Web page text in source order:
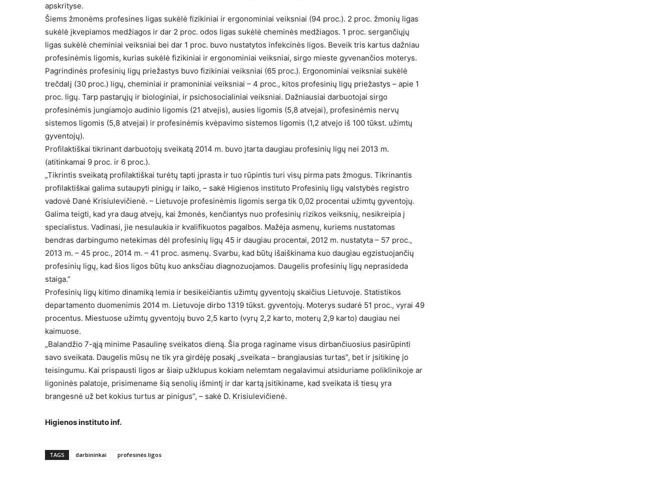
apskrityse.
Šiems žmonėms profesines ligas sukėlė fizikiniai ir ergonominiai veiksniai (94 proc.). 2 proc. žmonių ligas
sukėlė įkvepiamos medžiagos ir dar 2 proc. odos ligas sukėlė cheminės medžiagos. 1 proc. sergančiųjų
ligas sukėlė cheminiai veiksniai bei dar 1 proc. buvo nustatytos infekcinės ligos. Beveik tris kartus dažniau
profesinėmis ligomis, kurias sukėlė fizikiniai ir ergonominiai veiksniai, sirgo mieste gyvenančios moterys.
Pagrindinės profesinių ligų priežastys buvo fizikiniai veiksniai (65 proc.). Ergonominiai veiksniai sukėlė
trečdalį (30 proc.) ligų, cheminiai ir pramoniniai veiksniai – 4 proc., kitos profesinių ligų priežastys – apie 1
proc. ligų. Tarp pastarųjų ir biologiniai, ir psichosocialiniai veiksniai. Dažniausiai darbuotojai sirgo
profesinėmis jungiamojo audinio ligomis (21 atvejis), ausies ligomis (5,8 atvejai), profesinėmis nervų
sistemos ligomis (5,8 atvejai) ir profesinėmis kvėpavimo sistemos ligomis (1,2 atvejo iš 100 tūkst. užimtų
gyventojų).
Profilaktiškai tikrinant darbuotojų sveikatą 2014 m. buvo įtarta daugiau profesinių ligų nei 2013 m.
(atitinkamai 9 proc. ir 6 proc.).
„Tikrintis sveikatą profilaktiškai turėtų tapti įprasta ir tuo rūpintis turi visų pirma pats žmogus. Tikrinantis
profilaktiškai galima sutaupyti pinigų ir laiko, – sakė Higienos instituto Profesinių ligų valstybės registro
vadovė Danė Krisiulevičienė. – Lietuvoje profesinėmis ligomis serga tik 0,02 procentai užimtų gyventojų.
Galima teigti, kad yra daug atvejų, kai žmonės, kenčiantys nuo profesinių rizikos veiksnių, nesikreipia į
specialistus. Vadinasi, jie nesulaukia ir kvalifikuotos pagalbos. Mažėja asmenų, kuriems nustatomas
bendras darbingumo netekimas dėl profesinių ligų 45 ir daugiau procentai, 2012 m. nustatyta – 57 proc.,
2013 m. – 45 proc., 2014 m. – 41 proc. asmenų. Svarbu, kad būtų išaiškinama kuo daugiau egzistuojančių
profesinių ligų, kad šios ligos būtų kuo anksčiau diagnozuojamos. Daugelis profesinių ligų neprasideda
staiga.”
Profesinių ligų kitimo dinamiką lemia ir besikeičiantis užimtų gyventojų skaičius Lietuvoje. Statistikos
departamento duomenimis 2014 m. Lietuvoje dirbo 1319 tūkst. gyventojų. Moterys sudarė 51 proc., vyrai 49
procentus. Miestuose užimtų gyventojų buvo 2,5 karto (vyrų 2,2 karto, moterų 2,9 karto) daugiau nei
kaimuose.
„Balandžio 7-ąją minime Pasaulinę sveikatos dieną. Šia proga raginame visus dirbančiuosius pasirūpinti
savo sveikata. Daugelis mūsų ne tik yra girdėję posakį „sveikata – brangiausias turtas”, bet ir įsitikinę jo
teisingumu. Kai prispausti ligos ar šiaip užklupus kokiam nelemtam negalavimui atsiduriame poliklinikoje ar
ligoninės palatoje, prisimename šią senolių išmintį ir dar kartą įsitikiname, kad sveikata iš tiesų yra
brangesnė už bet kokius turtus ar pinigus”, – sakė D. Krisiulevičienė.
Higienos instituto inf.
TAGS darbininkai profesinės ligos